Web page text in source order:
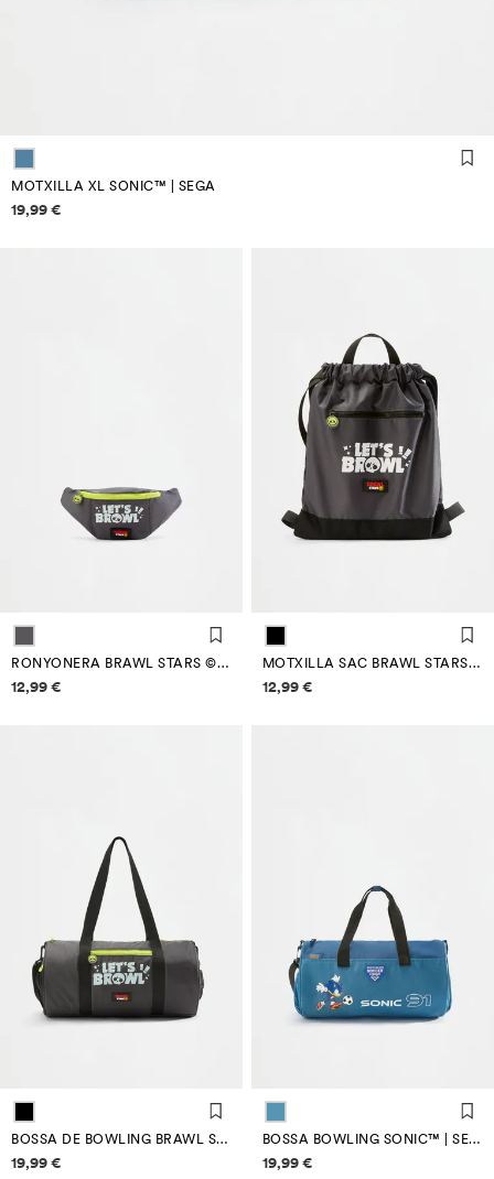
MOTXILLA XL SONIC™ | SEGA
Informació de preus
19,99 €
RONYONERA BRAWL STARS ©SUPERCELL OY
Informació de preus
12,99 €
MOTXILLA SAC BRAWL STARS ©SUPERCELL OY
Informació de preus
12,99 €
BOSSA DE BOWLING BRAWL STARS ©SUPERCELL OY
Informació de preus
19,99 €
BOSSA BOWLING SONIC™ | SEGA
Informació de preus
19,99 €